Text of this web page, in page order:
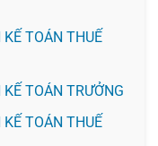
KẾ TOÁN THUẾ
TOÁN TRƯỞNG
KẾ TOÁN THUẾ